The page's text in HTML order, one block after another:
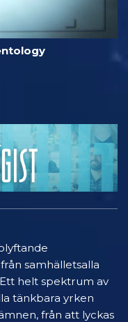
samhälletsalla
helt spektrum av
tänkbara yrken
från att lyckas